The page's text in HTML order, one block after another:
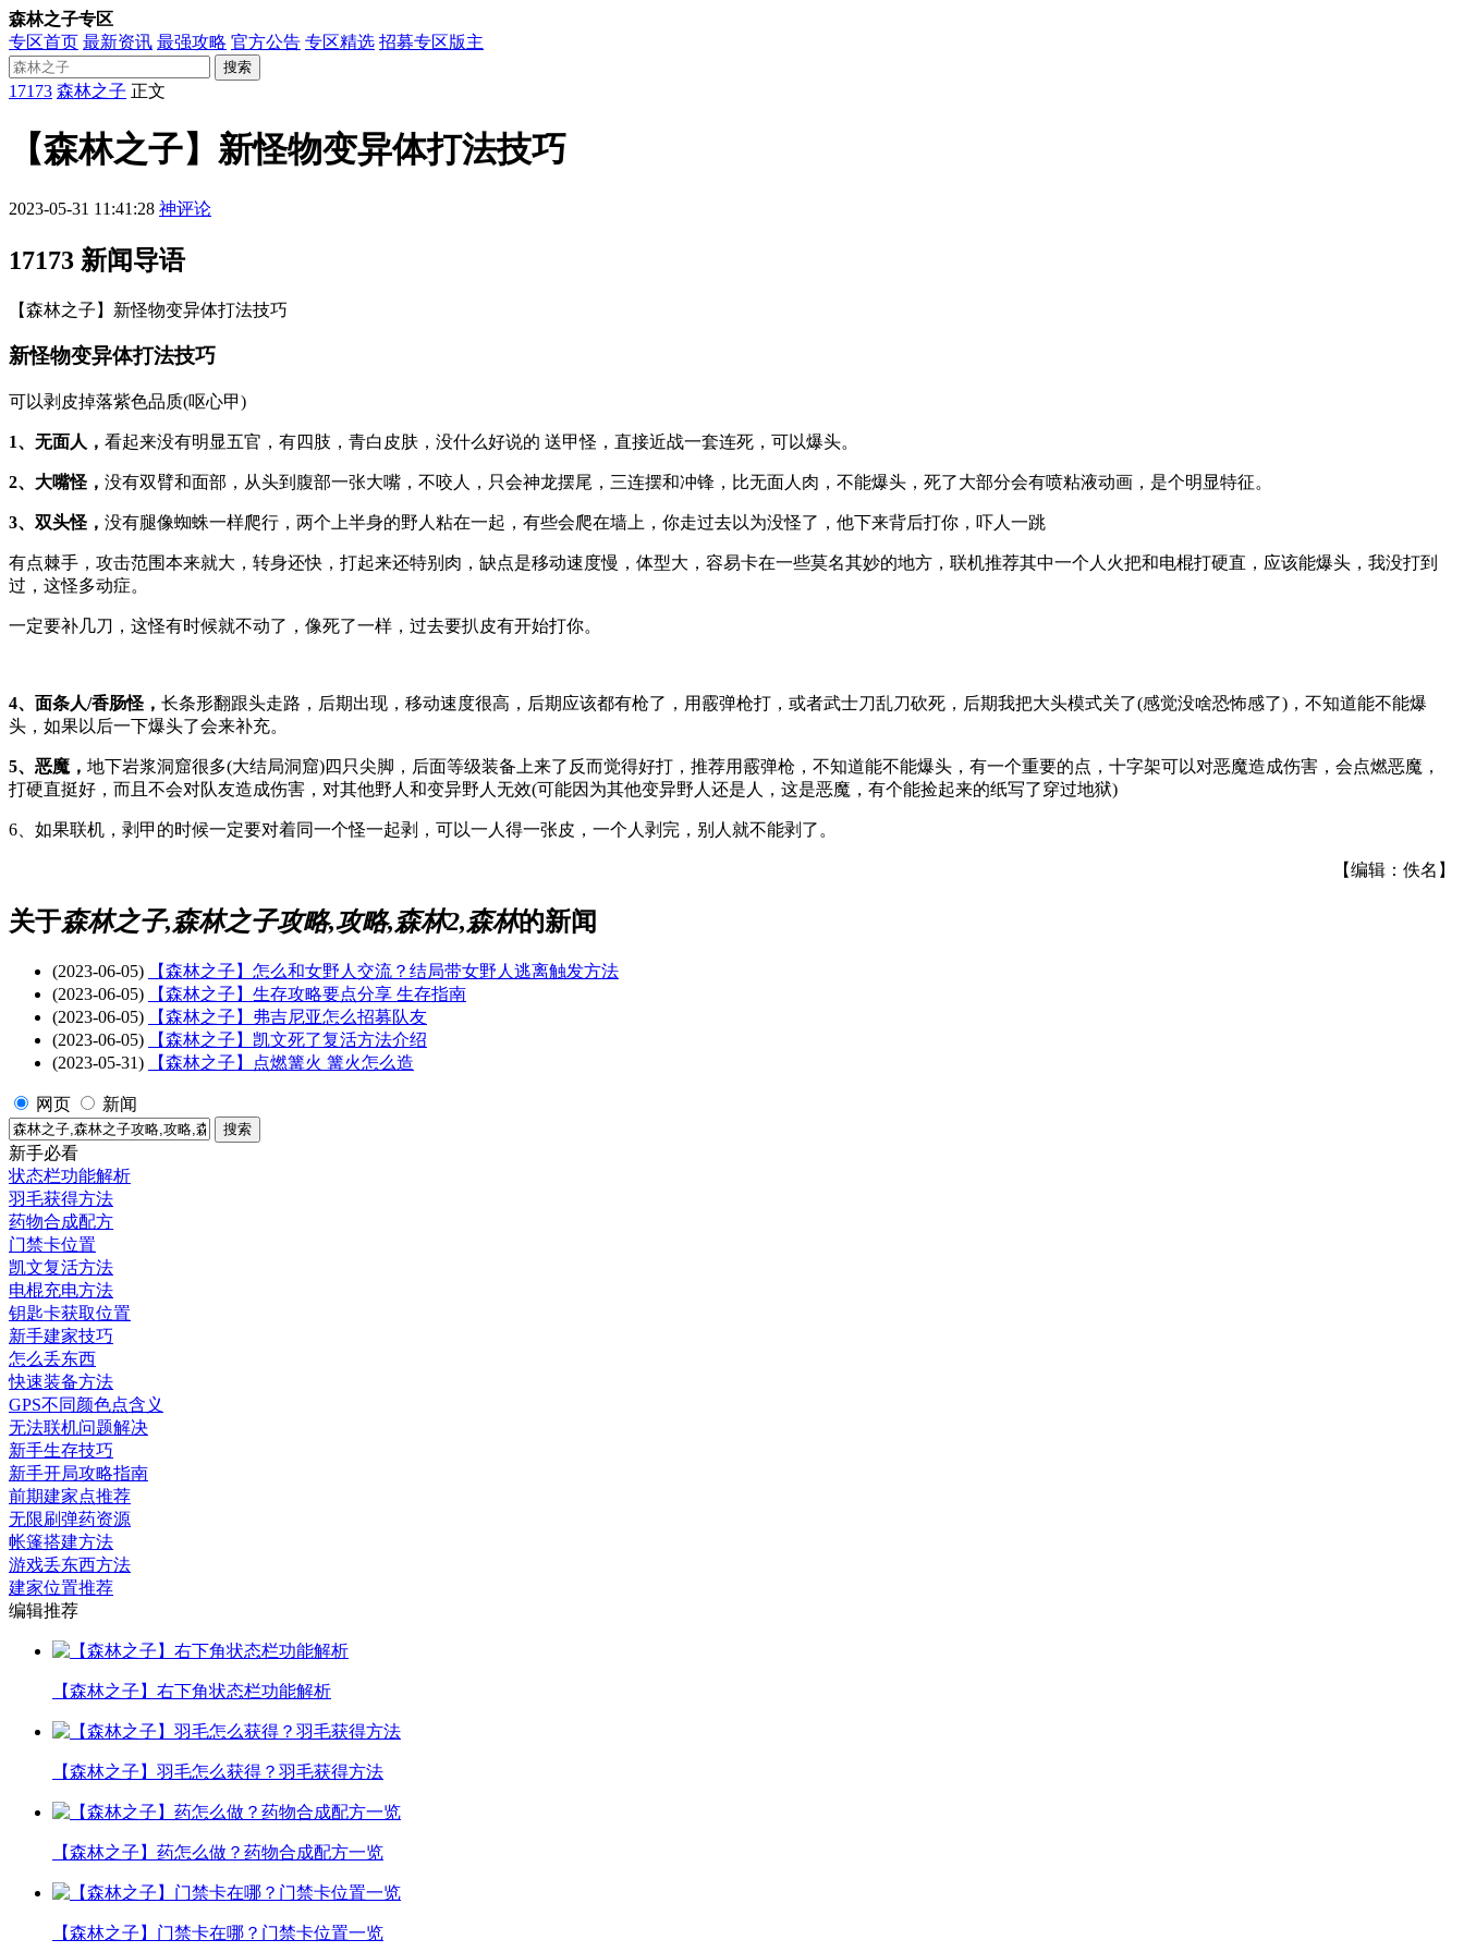
森林之子专区
专区首页 最新资讯 最强攻略 官方公告 专区精选 招募专区版主
搜索
17173 森林之子 正文
【森林之子】新怪物变异体打法技巧
2023-05-31 11:41:28 神评论
17173 新闻导语
【森林之子】新怪物变异体打法技巧
新怪物变异体打法技巧
可以剥皮掉落紫色品质(呕心甲)
1、无面人， 看起来没有明显五官，有四肢，青白皮肤，没什么好说的 送甲怪，直接近战一套连死，可以爆头。
2、大嘴怪， 没有双臂和面部，从头到腹部一张大嘴，不咬人，只会神龙摆尾，三连摆和冲锋，比无面人肉，不能爆头，死了大部分会有喷粘液动画，是个明显特征。
3、双头怪， 没有腿像蜘蛛一样爬行，两个上半身的野人粘在一起，有些会爬在墙上，你走过去以为没怪了，他下来背后打你，吓人一跳
有点棘手，攻击范围本来就大，转身还快，打起来还特别肉，缺点是移动速度慢，体型大，容易卡在一些莫名其妙的地方，联机推荐其中一个人火把和电棍打硬直，应该能爆头，我没打到
过，这怪多动症。
一定要补几刀，这怪有时候就不动了，像死了一样，过去要扒皮有开始打你。
4、面条人/香肠怪， 长条形翻跟头走路，后期出现，移动速度很高，后期应该都有枪了，用霰弹枪打，或者武士刀乱刀砍死，后期我把大头模式关了(感觉没啥恐怖感了)，不知道能不能爆
头，如果以后一下爆头了会来补充。
5、恶魔， 地下岩浆洞窟很多(大结局洞窟)四只尖脚，后面等级装备上来了反而觉得好打，推荐用霰弹枪，不知道能不能爆头，有一个重要的点，十字架可以对恶魔造成伤害，会点燃恶魔，
打硬直挺好，而且不会对队友造成伤害，对其他野人和变异野人无效(可能因为其他变异野人还是人，这是恶魔，有个能捡起来的纸写了穿过地狱)
6、如果联机，剥甲的时候一定要对着同一个怪一起剥，可以一人得一张皮，一个人剥完，别人就不能剥了。
【编辑：佚名】
关于森林之子,森林之子攻略,攻略,森林2,森林的新闻
(2023-06-05)
【森林之子】怎么和女野人交流？结局带女野人逃离触发方法
(2023-06-05)
【森林之子】生存攻略要点分享 生存指南
(2023-06-05)
【森林之子】弗吉尼亚怎么招募队友
(2023-06-05)
【森林之子】凯文死了复活方法介绍
(2023-05-31)
【森林之子】点燃篝火 篝火怎么造
网页 新闻
新手必看
状态栏功能解析
羽毛获得方法
药物合成配方
门禁卡位置
凯文复活方法
电棍充电方法
钥匙卡获取位置
新手建家技巧
怎么丢东西
快速装备方法
GPS不同颜色点含义
无法联机问题解决
新手生存技巧
新手开局攻略指南
前期建家点推荐
无限刷弹药资源
帐篷搭建方法
游戏丢东西方法
建家位置推荐
编辑推荐
【森林之子】右下角状态栏功能解析
【森林之子】羽毛怎么获得？羽毛获得方法
【森林之子】药怎么做？药物合成配方一览
【森林之子】门禁卡在哪？门禁卡位置一览